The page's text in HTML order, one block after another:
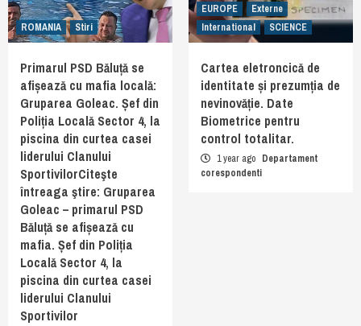
ROMANIA Stiri
Primarul PSD Băluță se
afișează cu mafia locală:
Gruparea Goleac. Șef din
Poliția Locală Sector 4, la
piscina din curtea casei
liderului Clanului
SportivilorCiteşte
întreaga ştire: Gruparea
Goleac – primarul PSD
Băluță se afișează cu
mafia. Șef din Poliția
Locală Sector 4, la
piscina din curtea casei
liderului Clanului
Sportivilor
EUROPE
Externe
International
SCIENCE
Cartea eletroncică de
identitate și prezumția de
nevinovăție. Date
Biometrice pentru
control totalitar.
1 year ago Departament
corespondenti